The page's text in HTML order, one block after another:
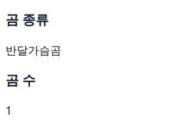
곰 종류
반달가슴곰
곰 수
1